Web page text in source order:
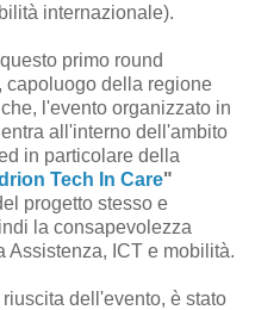
internazionale).
primo round
capoluogo della regione
l'evento organizzato in
all'interno dell'ambito
in particolare della
Tech In Care"
progetto stesso e
la consapevolezza
Assistenza, ICT e mobilità.
dell'evento, è stato